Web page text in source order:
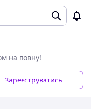
на повну!
Зареєструватись